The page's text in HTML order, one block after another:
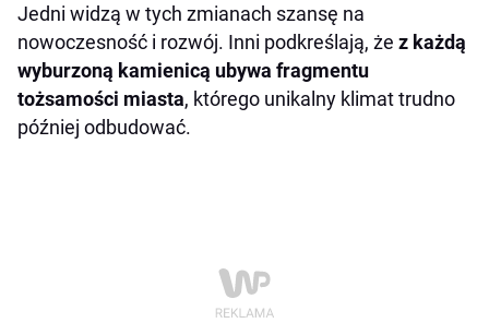
Jedni widzą w tych zmianach szansę na
nowoczesność i rozwój. Inni podkreślają, że z każdą
wyburzoną kamienicą ubywa fragmentu
tożsamości miasta, którego unikalny klimat trudno
później odbudować.